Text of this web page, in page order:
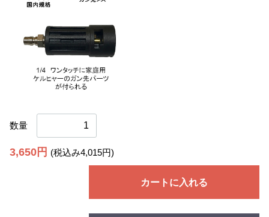
数量
3,650円 (税込み4,015円)
カートに入れる